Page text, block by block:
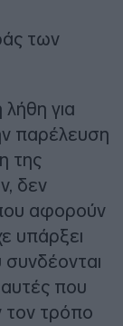
των
για
παρέλευση
της
δεν
αφορούν
υπάρξει
συνδέονται
που
τον τρόπο